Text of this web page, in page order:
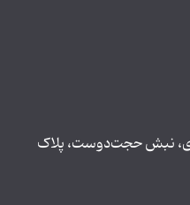
نبش حجت‌دوست، پلاک